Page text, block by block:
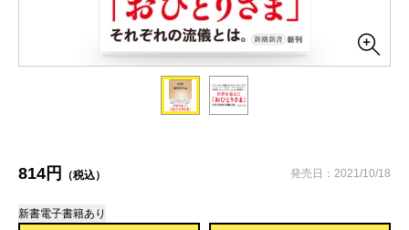
814円 （税込） 発売日：2021/10/18
新書電子書籍あり